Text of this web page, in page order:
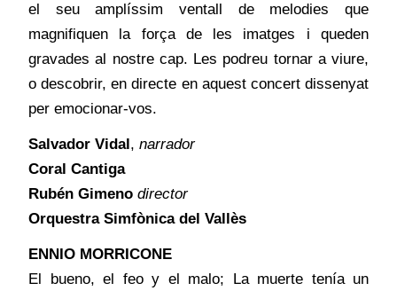
el seu amplíssim ventall de melodies que
magnifiquen la força de les imatges i queden
gravades al nostre cap. Les podreu tornar a viure,
o descobrir, en directe en aquest concert dissenyat
per emocionar-vos.
Salvador Vidal, narrador
Coral Cantiga
Rubén Gimeno director
Orquestra Simfònica del Vallès
ENNIO MORRICONE
El bueno, el feo y el malo; La muerte tenía un